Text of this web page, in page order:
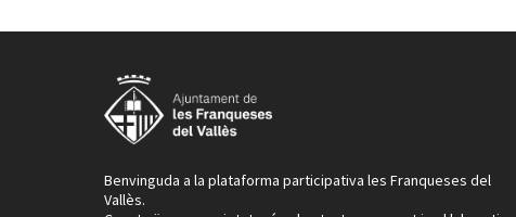
Benvinguda a la plataforma participativa les Franqueses del
Vallès.